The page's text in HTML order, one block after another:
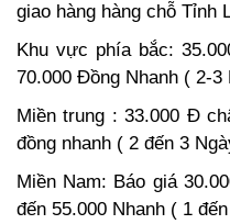
giao hàng hàng chỗ Tỉnh
Khu vực phía bắc:
70.000 Đồng Nhanh ( 2-3
Miền trung : 33.000 Đ
đồng nhanh ( 2 đến 3
Miền Nam: Báo giá
đến 55.000 Nhanh ( 1